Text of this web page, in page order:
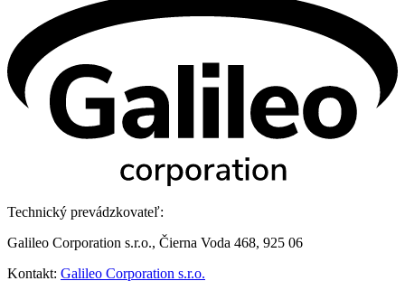
Technický prevádzkovateľ:
Galileo Corporation s.r.o., Čierna Voda 468, 925 06
Kontakt: Galileo Corporation s.r.o.